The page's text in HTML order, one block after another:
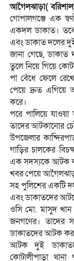
আগৈলঝাড়া( বরিশাল)
গোপালগঞ্জে এক
একদল ডাকাত। তবে
এবং ডাকাত দলের
জানা গেছে, ডাকাত
তুলে নিয়ে গিয়ে
পা বেঁধে ফেলে
পেয়ে দ্রুত
করে।
পরে পালিয়ে
তাদের আটকানোর
উপজেলার
গাড়ির চালকের
এক সদস্যকে আটক
খবর পেয়ে
সহ পুলিশের একটি দল
এবং ডাকাতদের
ওসি মো. মাসুদ খান
জনগণের। তাদের
ডাকাতদের আটক
আটক দুই
কোটালীপাড়া